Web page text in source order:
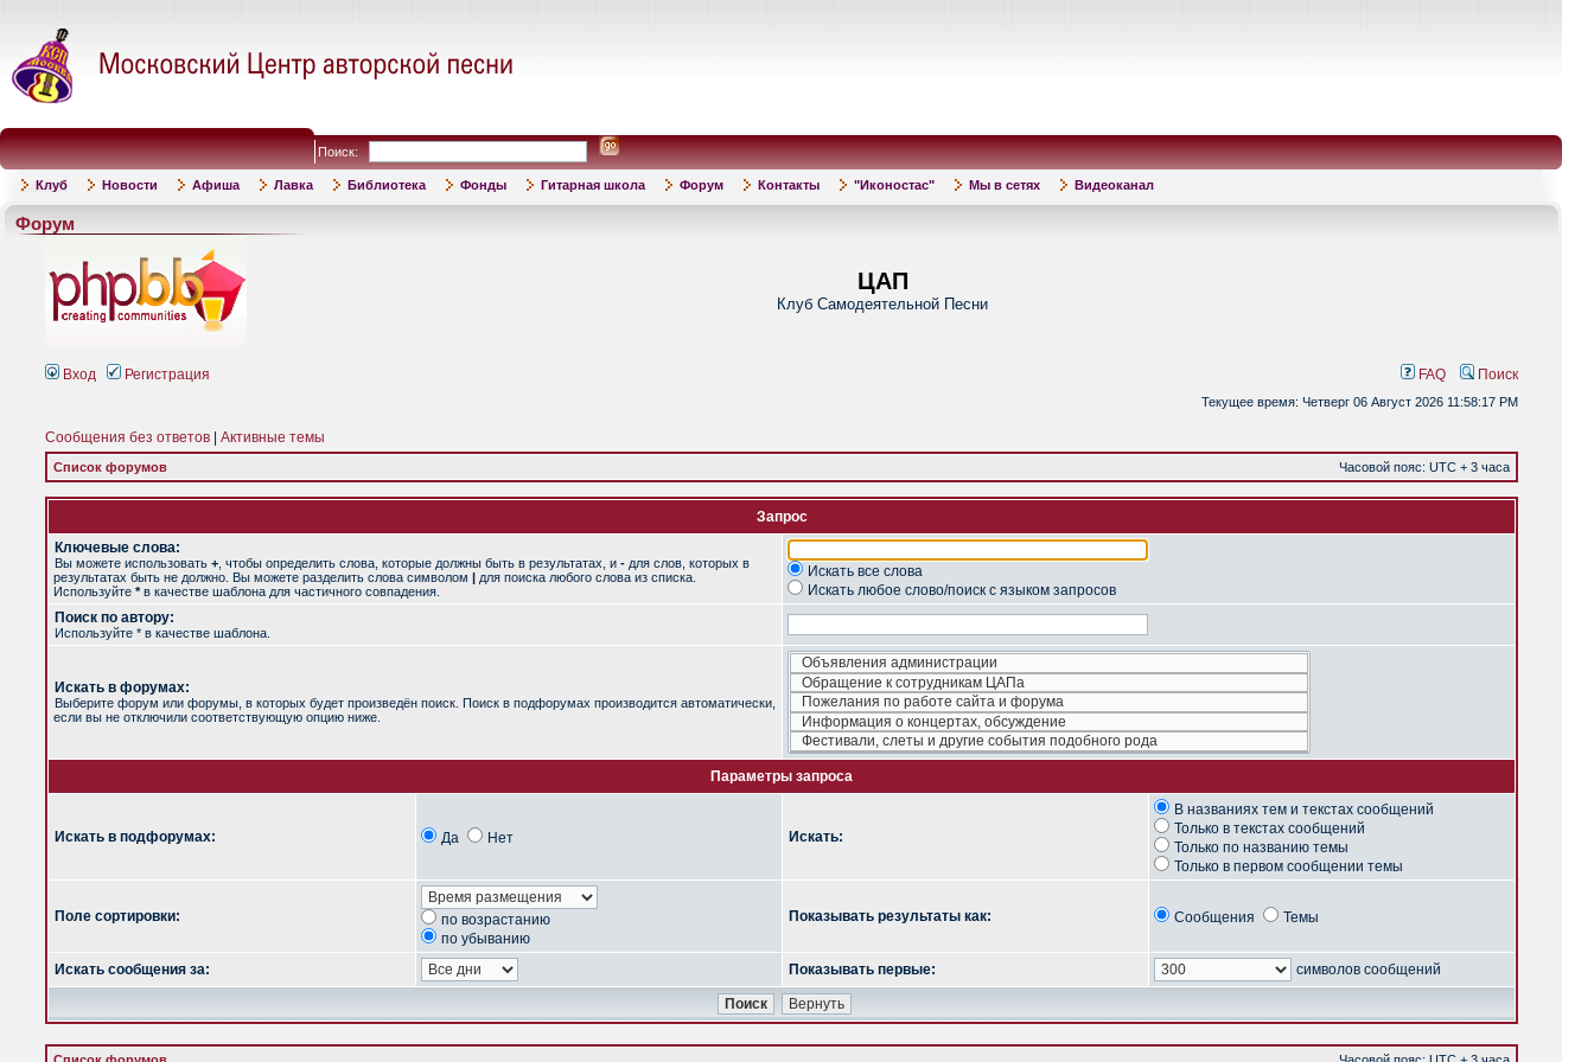
Поиск:
Клуб Новости Афиша Лавка Библиотека Фонды Гитарная школа Форум Контакты "Иконостас" Мы в сетях Видеоканал
Форум
ЦАП
Клуб Самодеятельной Песни
Вход Регистрация FAQ Поиск
Текущее время: Четверг 06 Август 2026 11:58:17 PM
Сообщения без ответов Активные темы
Список форумов Часовой пояс: UTC + 3 часа
Запрос
Ключевые слова:
Вы можете использовать + , чтобы определить слова, которые должны быть в результатах, и - для слов, которых в
результатах быть не должно. Вы можете разделить слова символом | для поиска любого слова из списка.
Используйте *в качестве шаблона для частичного совпадения.
Искать все слова
Искать любое слово/поиск с языком запросов
Поиск по автору:
Используйте * в качестве шаблона.
Искать в форумах:
Выберите форум или форумы, в которых будет произведён поиск. Поиск в подфорумах производится автоматически,
если вы не отключили соответствующую опцию ниже.
Параметры запроса
Искать в подфорумах: Да Нет Искать:
В названиях тем и текстах сообщений
Только в текстах сообщений
Только по названию темы
Только в первом сообщении темы
Поле сортировки:
по возрастанию
по убыванию
Показывать результаты как: Сообщения Темы
Искать сообщения за: Показывать первые: символов сообщений